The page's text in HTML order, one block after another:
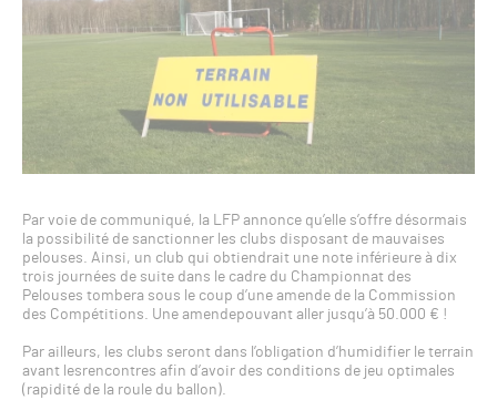
Par voie de communiqué, la LFP annonce qu’elle s’offre désormais
la possibilité de sanctionner les clubs disposant de mauvaises
pelouses. Ainsi, un club qui obtiendrait une note inférieure à dix
trois journées de suite dans le cadre du Championnat des
Pelouses tombera sous le coup d’une amende de la Commission
des Compétitions. Une amendepouvant aller jusqu’à 50.000 € !
Par ailleurs, les clubs seront dans l’obligation d’humidifier le terrain
avant lesrencontres afin d’avoir des conditions de jeu optimales
(rapidité de la roule du ballon).